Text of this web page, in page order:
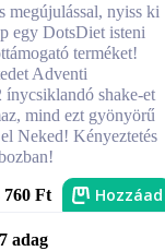
megújulással, nyiss ki
egy DotsDiet isteni
terméket!
Adventi
shake-et
mind ezt gyönyörű
Neked! Kényeztetés
760 Ft Hozzáad
adag